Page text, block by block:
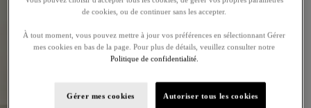
de cookies, ou de continuer sans les accepter.
À tout moment, vous pouvez mettre à jour vos préférences en sélectionnant Gérer
mes cookies en bas de la page. Pour plus de détails, veuillez consulter notre
Politique de confidentialité.
Gérer mes cookies Autoriser tous les cookies